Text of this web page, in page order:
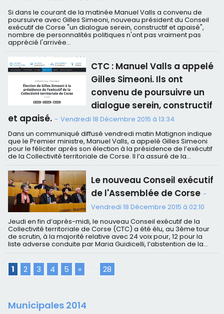
Si dans le courant de la matinée Manuel Valls a convenu de
poursuivre avec Gilles Simeoni, nouveau président du Conseil
exécutif de Corse "un dialogue serein, constructif et apaisé",
nombre de personnalités politiques n'ont pas vraiment pas
apprécié l'arrivée...
CTC : Manuel Valls a appelé
Gilles Simeoni. Ils ont
convenu de poursuivre un
dialogue serein, constructif
et apaisé. - Vendredi 18 Décembre 2015 à 13:34
Dans un communiqué diffusé vendredi matin Matignon indique
que le Premier ministre, Manuel Valls, a appelé Gilles Simeoni
pour le féliciter après son élection à la présidence de l’exécutif
de la Collectivité territoriale de Corse. Il l’a assuré de la...
Le nouveau Conseil exécutif
de l'Assemblée de Corse -
Vendredi 18 Décembre 2015 à 02:10
Jeudi en fin d’après-midi, le nouveau Conseil exécutif de la
Collectivité territoriale de Corse (CTC) a été élu, au 3ème tour
de scrutin, à la majorité relative avec 24 voix pour, 12 pour la
liste adverse conduite par Maria Guidicelli, l’abstention de la...
1 2 3 4 5 » 28
Municipales 2014